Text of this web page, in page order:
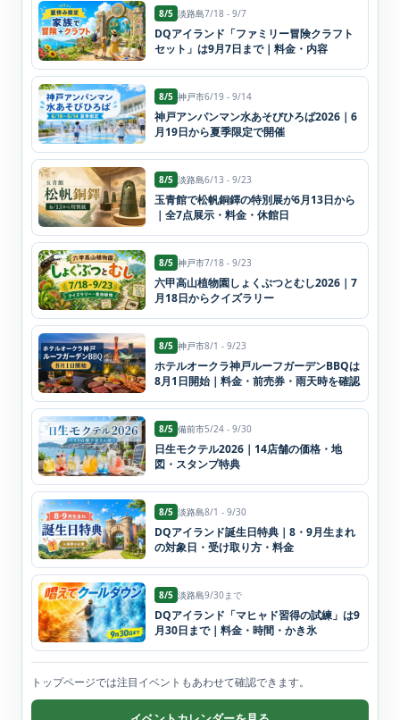
8/5 淡路島7/18 - 9/7
DQアイランド「ファミリー冒険クラフト
セット」は9月7日まで｜料金・内容
8/5 神戸市6/19 - 9/14
神戸アンパンマン水あそびひろば2026｜6
月19日から夏季限定で開催
8/5 淡路島6/13 - 9/23
玉青館で松帆銅鐸の特別展が6月13日から
｜全7点展示・料金・休館日
8/5 神戸市7/18 - 9/23
六甲高山植物園しょくぶつとむし2026｜7
月18日からクイズラリー
8/5 神戸市8/1 - 9/23
ホテルオークラ神戸ルーフガーデンBBQは
8月1日開始｜料金・前売券・雨天時を確認
8/5 備前市5/24 - 9/30
日生モクテル2026｜14店舗の価格・地
図・スタンプ特典
8/5 淡路島8/1 - 9/30
DQアイランド誕生日特典｜8・9月生まれ
の対象日・受け取り方・料金
8/5 淡路島9/30まで
DQアイランド「マヒャド習得の試練」は9
月30日まで｜料金・時間・かき氷
トップページでは注目イベントもあわせて確認できます。